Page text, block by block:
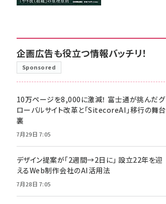
企画広告も役立つ情報バッチリ！
Sponsored
10万ページを8,000に激減！ 富士通が挑んだグ
ローバルサイト改革と「SitecoreAI」移行の舞台
裏
7月29日 7:05
デザイン提案が「2週間→2日に」 設立22年を迎
えるWeb制作会社のAI活用法
7月28日 7:05